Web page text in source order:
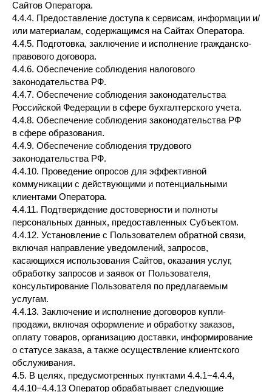
Сайтов Оператора.
4.4.4. Предоставление доступа к сервисам, информации и/
или материалам, содержащимся на Сайтах Оператора.
4.4.5. Подготовка, заключение и исполнение гражданско-
правового договора.
4.4.6. Обеспечение соблюдения налогового
законодательства РФ.
4.4.7. Обеспечение соблюдения законодательства
Российской Федерации в сфере бухгалтерского учета.
4.4.8. Обеспечение соблюдения законодательства РФ
в сфере образования.
4.4.9. Обеспечение соблюдения трудового
законодательства РФ.
4.4.10. Проведение опросов для эффективной
коммуникации с действующими и потенциальными
клиентами Оператора.
4.4.11. Подтверждение достоверности и полноты
персональных данных, предоставленных Субъектом.
4.4.12. Установление с Пользователем обратной связи,
включая направление уведомлений, запросов,
касающихся использования Сайтов, оказания услуг,
обработку запросов и заявок от Пользователя,
консультирование Пользователя по предлагаемым
услугам.
4.4.13. Заключение и исполнение договоров купли-
продажи, включая оформление и обработку заказов,
оплату товаров, организацию доставки, информирование
о статусе заказа, а также осуществление клиентского
обслуживания.
4.5. В целях, предусмотренных пунктами 4.4.1−4.4.4,
4.4.10−4.4.13 Оператор обрабатывает следующие